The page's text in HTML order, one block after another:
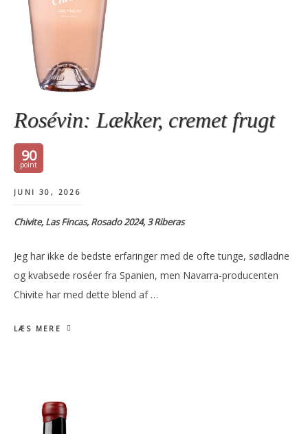
Rosévin: Lækker, cremet frugt
90
JUNI 30, 2026
Chivite, Las Fincas, Rosado 2024, 3 Riberas
Jeg har ikke de bedste erfaringer med de ofte tunge, sødladne
og kvabsede roséer fra Spanien, men Navarra-producenten
Chivite har med dette blend af …
LÆS MERE